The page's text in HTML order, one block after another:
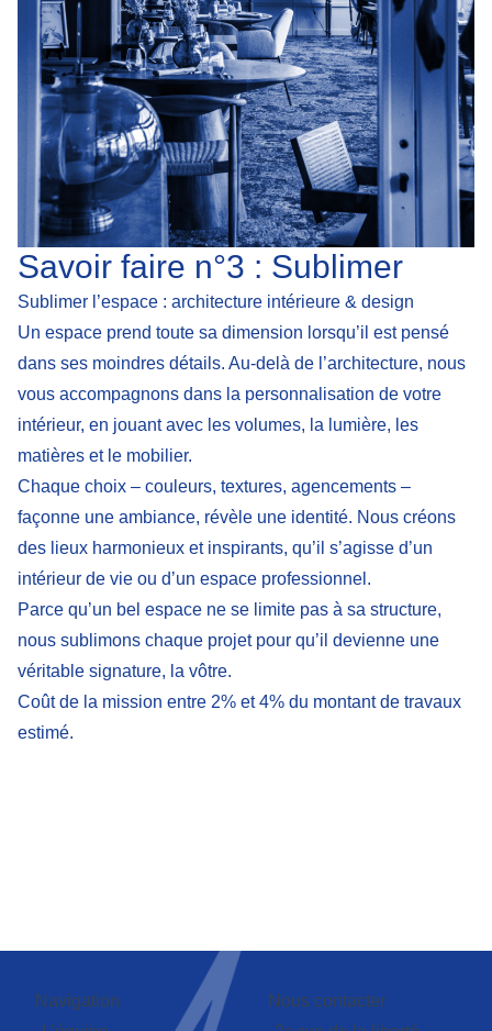
Savoir faire n°3 : Sublimer
Sublimer l’espace : architecture intérieure & design
Un espace prend toute sa dimension lorsqu’il est pensé
dans ses moindres détails. Au-delà de l’architecture, nous
vous accompagnons dans la personnalisation de votre
intérieur, en jouant avec les volumes, la lumière, les
matières et le mobilier.
Chaque choix – couleurs, textures, agencements –
façonne une ambiance, révèle une identité. Nous créons
des lieux harmonieux et inspirants, qu’il s’agisse d’un
intérieur de vie ou d’un espace professionnel.
Parce qu’un bel espace ne se limite pas à sa structure,
nous sublimons chaque projet pour qu’il devienne une
véritable signature, la vôtre.
Coût de la mission entre 2% et 4% du montant de travaux
estimé.
Navigation
Nous contacter